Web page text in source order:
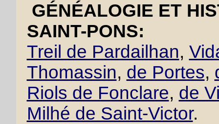
GÉNÉALOGIE ET
SAINT-PONS:
Treil de Pardailhan,
Thomassin, de Portes,
Riols de Fonclare, de
Milhé de Saint-Victor.